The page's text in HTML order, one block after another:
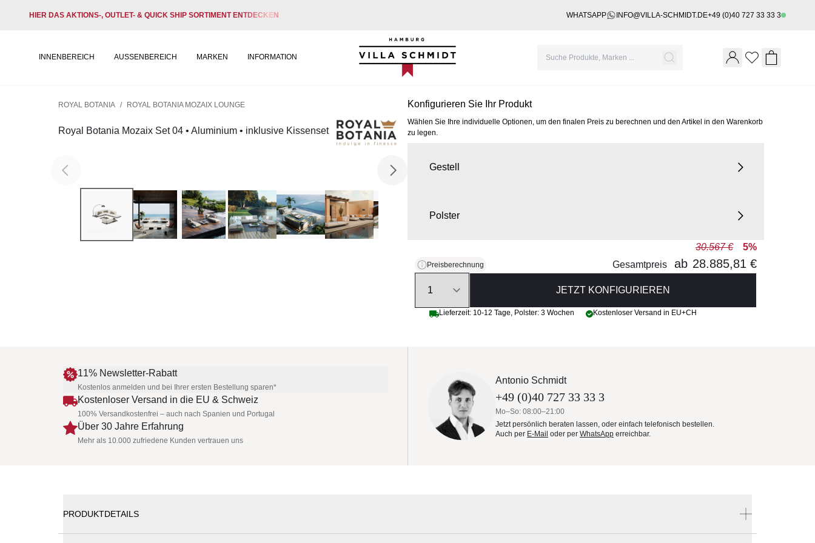
HIER DAS AKTIONS-, OUTLET- & QUICK SHIP SORTIMENT ENTDECKEN WHATSAPP INFO@VILLA-SCHMIDT.DE+49 (0)40 727 33 33 3
INNENBEREICH AUSSENBEREICH MARKEN INFORMATION
Villa Schmidt
Wishlist
ROYAL BOTANIA / ROYAL BOTANIA MOZAIX LOUNGE
Royal Botania Mozaix Set 04 • Aluminium • inklusive Kissenset
Konfigurieren Sie Ihr Produkt
Wählen Sie Ihre individuelle Optionen, um den finalen Preis zu berechnen und den Artikel in den Warenkorb
zu legen.
Gestell
Polster
Preisberechnung
30.567 €
5%
Gesamtpreis
ab 28.885,81 €
JETZT KONFIGURIEREN
Lieferzeit: 10-12 Tage, Polster: 3 Wochen Kostenloser Versand in EU+CH
11% Newsletter-Rabatt
Kostenlos anmelden und bei Ihrer ersten Bestellung sparen*
Kostenloser Versand in die EU & Schweiz
100% Versandkostenfrei – auch nach Spanien und Portugal
Über 30 Jahre Erfahrung
Mehr als 10.000 zufriedene Kunden vertrauen uns
Antonio Schmidt
+49 (0)40 727 33 33 3
Mo–So: 08:00–21:00
Jetzt persönlich beraten lassen, oder einfach telefonisch bestellen.
Auch per E-Mail oder per WhatsApp erreichbar.
PRODUKTDETAILS